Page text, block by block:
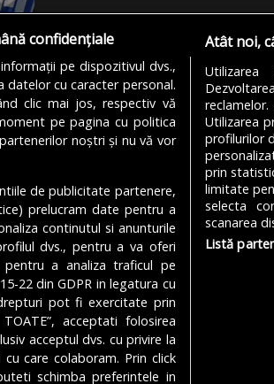
O școală și o grădiniță din Sectorul
reabilitarea și extinderea clădirilor
activitatea. Este vorba despre...
DEANA ANGHEL-DIMACHE 30/08/2024
MODIFICĂ
.
confidențiale
pe dispozitivul dvs.,
datelor cu caracter personal.
clic mai jos, respectiv vă
pe pagina cu politica
noștri și nu vă vor
de publicitate partenere,
prelucram date pentru a
continutul si anunturile
dvs., pentru a va oferi
a analiza traficul pe
22 din GDPR in legatura cu
pot fi exercitate prin
acceptati folosirea
acceptul dvs. cu privire la
care colaboram. Prin click
schimba preferintele in
Atât noi,
Utilizarea
Utilizarea
profilurilor
prin
limitate
selecta
scanarea
Listă